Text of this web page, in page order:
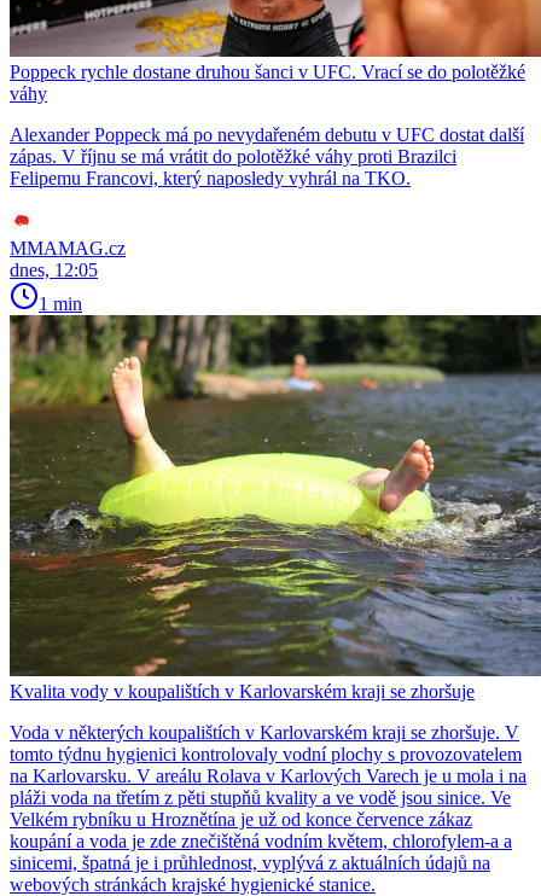
Poppeck rychle dostane druhou šanci v UFC. Vrací se do polotěžké
váhy
Alexander Poppeck má po nevydařeném debutu v UFC dostat další
zápas. V říjnu se má vrátit do polotěžké váhy proti Brazilci
Felipemu Francovi, který naposledy vyhrál na TKO.
MMAMAG.cz
dnes, 12:05
1 min
Kvalita vody v koupalištích v Karlovarském kraji se zhoršuje
Voda v některých koupalištích v Karlovarském kraji se zhoršuje. V
tomto týdnu hygienici kontrolovaly vodní plochy s provozovatelem
na Karlovarsku. V areálu Rolava v Karlových Varech je u mola i na
pláži voda na třetím z pěti stupňů kvality a ve vodě jsou sinice. Ve
Velkém rybníku u Hroznětína je už od konce července zákaz
koupání a voda je zde znečištěná vodním květem, chlorofylem-a a
sinicemi, špatná je i průhlednost, vyplývá z aktuálních údajů na
webových stránkách krajské hygienické stanice.